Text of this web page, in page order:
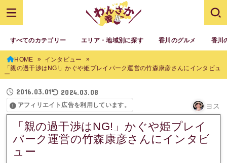
すべてのカテゴリー エリア・地域別に探す 香川のグルメ 香川
HOME
インタビュー
「親の過干渉はNG!」かぐや姫プレイパーク運営の竹森康彦さんにインタビュ
ー
2016.03.01 2024.03.08
アフィリエイト広告を利用しています。 ヨス
「親の過干渉はNG!」かぐや姫プレイ
パーク運営の竹森康彦さんにインタビ
ュー